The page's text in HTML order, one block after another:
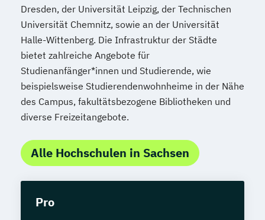
Dresden, der Universität Leipzig, der Technischen
Universität Chemnitz, sowie an der Universität
Halle-Wittenberg. Die Infrastruktur der Städte
bietet zahlreiche Angebote für
Studienanfänger*innen und Studierende, wie
beispielsweise Studierendenwohnheime in der Nähe
des Campus, fakultätsbezogene Bibliotheken und
diverse Freizeitangebote.
Alle Hochschulen in Sachsen
Pro